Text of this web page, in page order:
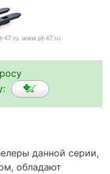
данной серии,
обладают